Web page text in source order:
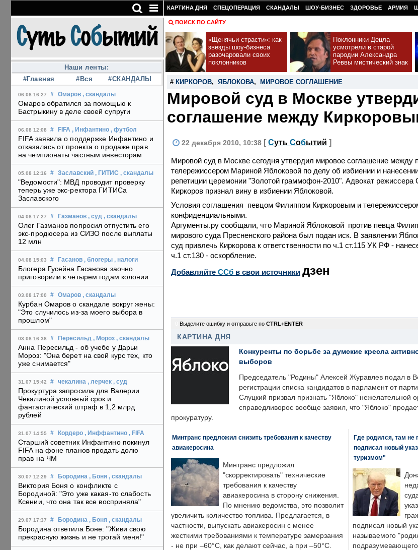
Наши ленты:
#Главная
#Вся #СКАНДАЛЫ
06.08 16:27 # Омаров , скандалы
Омаров обратился за помощью к
Бастрыкину в деле своей супруги
06.08 12:08 # FIFA , Инфантино , футбол
FIFA заявила о поддержке Инфантино и
отказалась от проекта о продаже прав
на чемпионаты частным инвесторам
05.08 12:16 # Заславский , ГИТИС , скандалы
"Ведомости": МВД проводит проверку
теперь уже экс-ректора ГИТИСа
Заславского
04.08 17:27 # Газманов , суд , скандалы
Олег Газманов попросил отпустить его
экс-продюсера из СИЗО после выплаты
12 млн
04.08 15:03 # Гасанов , блогеры , налоги
Блогера Гусейна Гасанова заочно
приговорили к четырем годам колонии
03.08 17:00 # Омаров , скандалы
Курбан Омаров о скандале вокруг жены:
"Это случилось из-за моего выбора в
прошлом"
03.08 16:38 # Пересильд , Мороз , скандалы
Анна Пересильд - об учебе у Дарьи
Мороз: "Она берет на свой курс тех, кто
уже снимается"
31.07 15:42 # чекалина , лерчек , суд
Прокуртура запросила для Валерии
Чекалиной условный срок и
фантастический штраф в 1,2 млрд
рублей
31.07 14:55 # Кордеро , Инффантино , FIFA
Старший советник Инфантино покинул
FIFA на фоне планов продать долю
прав на ЧМ
30.07 12:29 # Бородина , Боня , скандалы
Виктория Боня о конфликте с
Бородиной: "Это уже какая-то слабость
Ксении, что она так все восприняла"
29.07 17:37 # Бородина , Боня , скандалы
Бородина ответила Боне: "Живи свою
прекрасную жизнь и не трогай меня!"
КАРТИНА ДНЯ СПЕЦОПЕРАЦИЯ СКАНДАЛЫ ШОУ-БИЗНЕС ЗДОРОВЬЕ АРМИЯ
ПОИСК ПО САЙТУ
«Щенячьи страсти»: как
звезды шоу-бизнеса
разочаровали своих
поклонников
Поклонники Децла
усмотрели в старой
пародии Александра
Реввы мистический знак
# КИРКОРОВ, ЯБЛОКОВА, МИРОВОЕ СОГЛАШЕНИЕ
Мировой суд в Москве
соглашение между
22 декабря 2010, 10:38 [ Суть Событий ]
Мировой суд в Москве сегодня утвердил мировое соглашение
телережиссером Мариной Яблоковой по делу об избиении и
репетиции церемонии "Золотой граммофон-2010". Адвокат
Киркоров признал вину в избиении Яблоковой.
Условия соглашения певцом Филиппом Киркоровым и
конфиденциальными.
Аргументы.ру сообщали, что Мариной Яблоковой против певца
мирового суда Пресненского района был подан иск. В заявлении
суд привлечь Киркорова к ответственности по ч.1 ст.115 УК РФ -
ч.1 ст.130 - оскорбление.
Добавляйте CСб в свои источники дзен
Выделите ошибку и отправьте по CTRL+ENTER
КАРТИНА ДНЯ
Конкуренты по борьбе за думские кресла
выборов
Председатель "Родины" Алексей Журавлев подал в
регистрации списка кандидатов в парламент от
Слуцкий призвал признать "Яблоко" нежелательной
справедливорос вообще заявил, что "Яблоко"
прокуратуру.
Минтранс предложил снизить требования к качеству
авиакеросина
Минтранс предложил
"скорректировать" технические
требования к качеству
авиакеросина в сторону снижения.
По мнению ведомства, это позволит
увеличить количество топлива. Предлагается, в
частности, выпускать авиакеросин с менее
жесткими требованиями к температуре замерзания
- не при –60°C, как делают сейчас, а при –50°C.
Где родился, там не
подписал новый
туризмом"
подписал новый
называемого